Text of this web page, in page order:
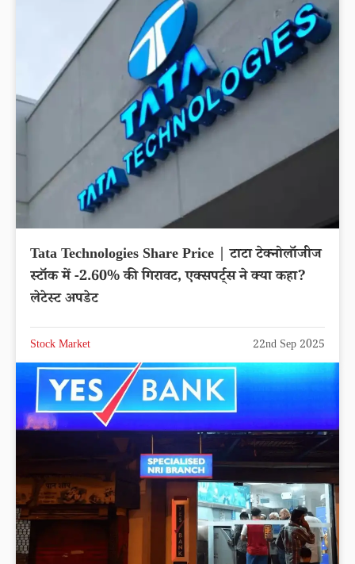
Tata Technologies Share Price | टाटा टेक्नोलॉजीज
स्टॉक में -2.60% की गिरावट, एक्सपर्ट्स ने क्या कहा?
लेटेस्ट अपडेट
Stock Market 22nd Sep 2025